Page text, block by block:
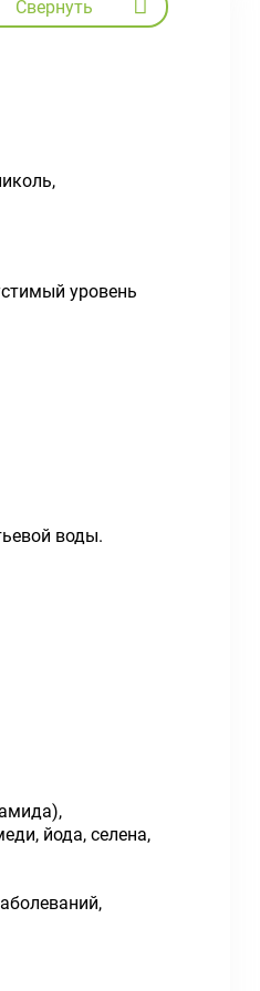
Свернуть
уровень
воды.
йода, селена,